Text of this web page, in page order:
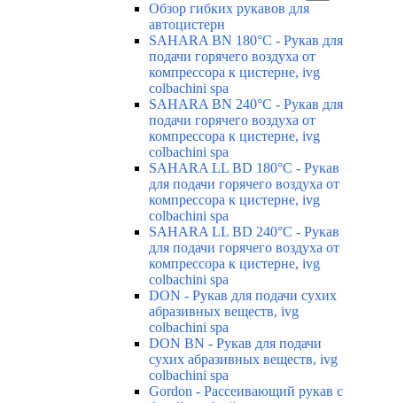
Обзор гибких рукавов для
автоцистерн
SAHARA BN 180°C - Рукав для
подачи горячего воздуха от
компрессора к цистерне, ivg
colbachini spa
SAHARA BN 240°C - Рукав для
подачи горячего воздуха от
компрессора к цистерне, ivg
colbachini spa
SAHARA LL BD 180°C - Рукав
для подачи горячего воздуха от
компрессора к цистерне, ivg
colbachini spa
SAHARA LL BD 240°C - Рукав
для подачи горячего воздуха от
компрессора к цистерне, ivg
colbachini spa
DON - Рукав для подачи сухих
абразивных веществ, ivg
colbachini spa
DON BN - Рукав для подачи
сухих абразивных веществ, ivg
colbachini spa
Gordon - Рассеивающий рукав с